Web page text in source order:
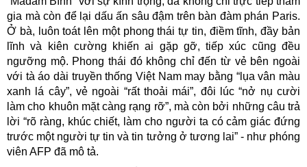
gia mà còn để lại dấu ấn sâu đậm trên bàn đàm phán Paris.
Ở bà, luôn toát lên một phong thái tự tin, điềm tĩnh, đầy bản
lĩnh và kiên cường khiến ai gặp gỡ, tiếp xúc cũng đều
ngưỡng mộ. Phong thái đó không chỉ đến từ vẻ bên ngoài
với tà áo dài truyền thống Việt Nam may bằng “lụa vân màu
xanh lá cây”, vẻ ngoài “rất thoải mái”, đôi lúc “nở nụ cười
làm cho khuôn mặt càng rạng rỡ”, mà còn bởi những câu trả
lời “rõ ràng, khúc chiết, làm cho người ta có cảm giác đứng
trước một người tự tin và tin tưởng ở tương lai” - như phóng
viên AFP đã mô tả.